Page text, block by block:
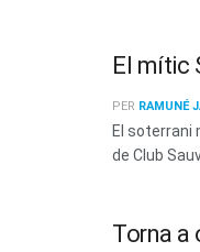
El mític
PER RAMUNÉ
El soterrani
de Club
Torna a